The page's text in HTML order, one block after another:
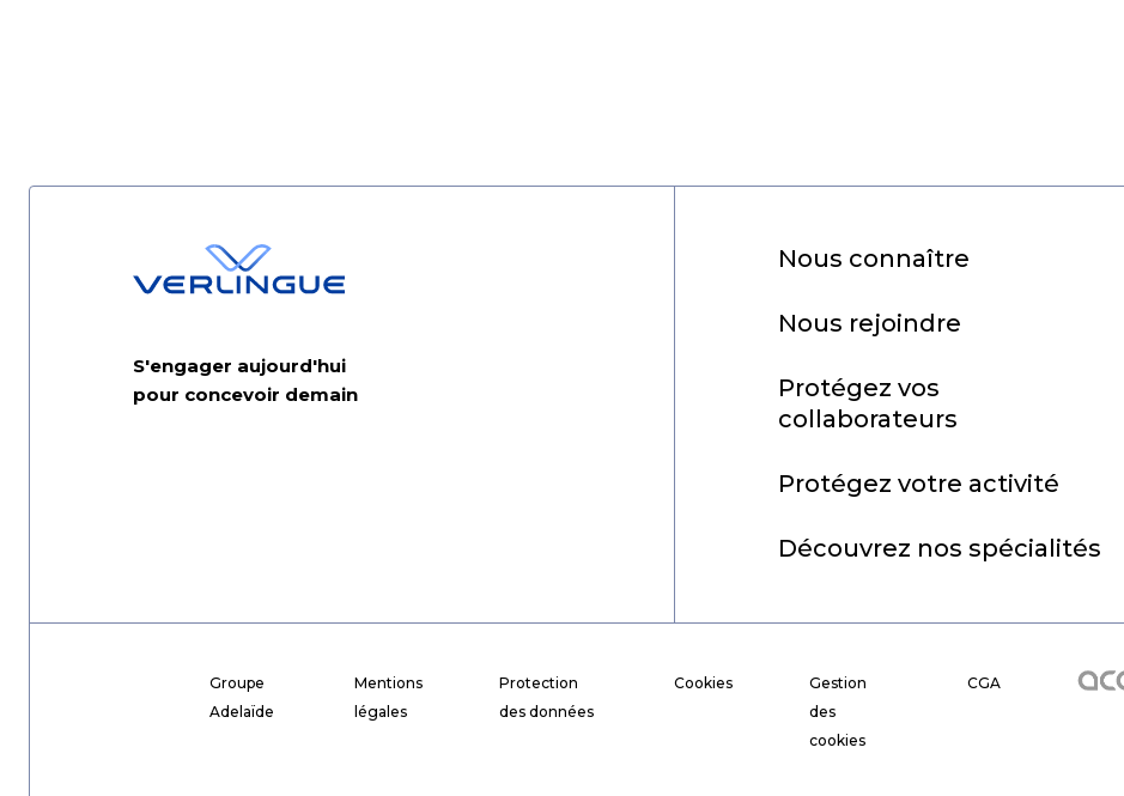
S'engager aujourd'hui
pour concevoir demain
Nous connaître
Nous rejoindre
Protégez vos
collaborateurs
Protégez votre activité
Découvrez nos spécialités
Groupe
Adelaïde
Mentions
légales
Protection
des données
Cookies
Gestion
des
cookies
CGA Acceo